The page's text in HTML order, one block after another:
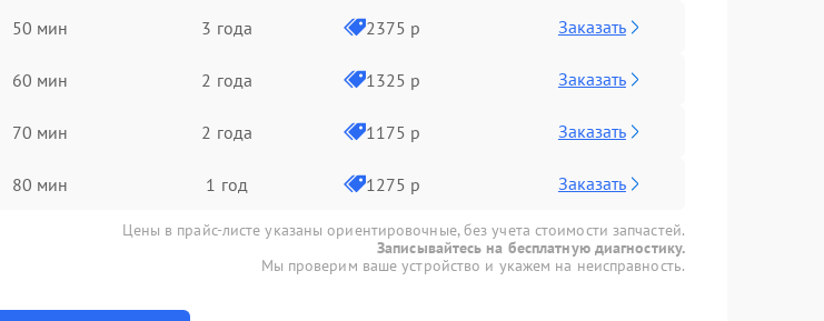
50 мин 3 года 2375 р Заказать
60 мин 2 года 1325 р Заказать
70 мин 2 года 1175 р Заказать
80 мин 1 год 1275 р Заказать
Цены в прайс-листе указаны ориентировочные, без учета стоимости запчастей.
Записывайтесь на бесплатную диагностику.
Мы проверим ваше устройство и укажем на неисправность.